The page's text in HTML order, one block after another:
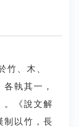
竹、木、
執其一，
。《說文解
制以竹，長